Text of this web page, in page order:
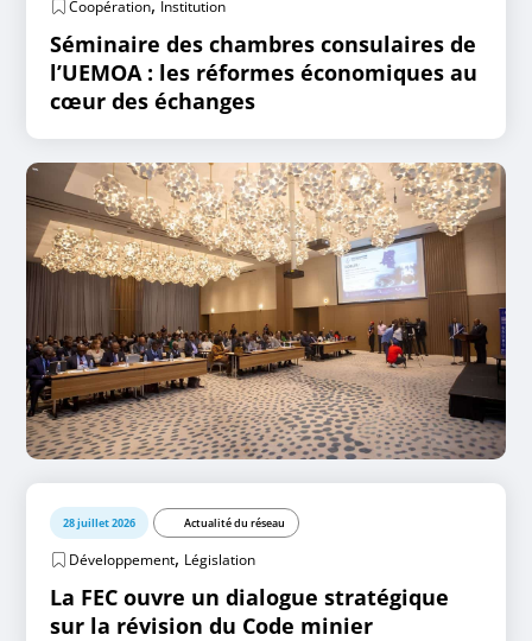
Coopération Institution
Séminaire des chambres consulaires de
l’UEMOA : les réformes économiques au
cœur des échanges
28 juillet 2026 Actualité du réseau
Développement, Législation
La FEC ouvre un dialogue stratégique
sur la révision du Code minier